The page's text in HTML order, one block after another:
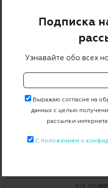
Страна дизайна
Артикул
Бесплатная примерка в
Примерка при доставке
ВСЕ
Подписка
Узнавайте обо всех
Выражаю согласие на
данных с целью
рассылки
С положением о